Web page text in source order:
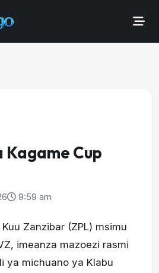
Kagame Cup
9:59 am
Zanzibar (ZPL) msimu
imeanza mazoezi rasmi
ya michuano ya Klabu